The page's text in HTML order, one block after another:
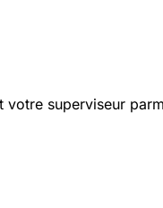
superviseur